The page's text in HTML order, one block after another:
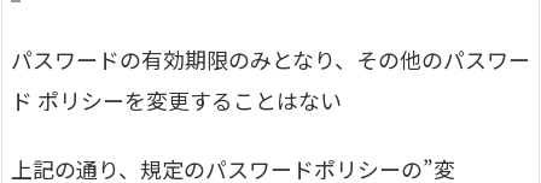
パスワードの有効期限のみとなり、その他のパスワー
ド ポリシーを変更することはない
上記の通り、規定のパスワードポリシーの”変